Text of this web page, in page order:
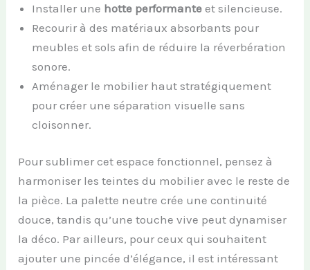
Installer une hotte performante et silencieuse.
Recourir à des matériaux absorbants pour
meubles et sols afin de réduire la réverbération
sonore.
Aménager le mobilier haut stratégiquement
pour créer une séparation visuelle sans
cloisonner.
Pour sublimer cet espace fonctionnel, pensez à
harmoniser les teintes du mobilier avec le reste de
la pièce. La palette neutre crée une continuité
douce, tandis qu’une touche vive peut dynamiser
la déco. Par ailleurs, pour ceux qui souhaitent
ajouter une pincée d’élégance, il est intéressant